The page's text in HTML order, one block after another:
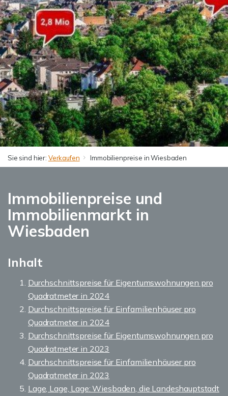
Sie sind hier: Verkaufen Immobilienpreise in Wiesbaden
Immobilienpreise und
Immobilienmarkt in
Wiesbaden
Inhalt
Durchschnittspreise für Eigentumswohnungen pro
Quadratmeter in 2024
Durchschnittspreise für Einfamilienhäuser pro
Quadratmeter in 2024
Durchschnittspreise für Eigentumswohnungen pro
Quadratmeter in 2023
Durchschnittspreise für Einfamilienhäuser pro
Quadratmeter in 2023
Lage, Lage, Lage: Wiesbaden, die Landeshauptstadt